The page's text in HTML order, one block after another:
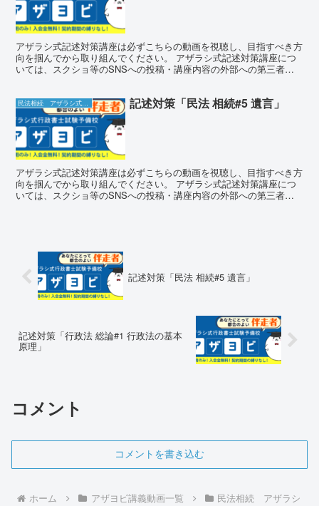
アザラシ式記述対策講座は必ずこちらの動画を視聴し、目指すべき方
向を掴んでから取り組んでください。 アザラシ式記述対策講座につ
いては、スクショ等のSNSへの投稿・講座内容の外部への第三者へ
記述対策「民法 相続#5 遺言」
アザラシ式記述対策講座は必ずこちらの動画を視聴し、目指すべき方
向を掴んでから取り組んでください。 アザラシ式記述対策講座につ
いては、スクショ等のSNSへの投稿・講座内容の外部への第三者へ
記述対策「民法 相続#5 遺言」
記述対策「行政法 総論#1 行政法の基本
原理」
コメント
コメントを書き込む
ホーム アザヨビ講義動画一覧
民法相続 アザラシ